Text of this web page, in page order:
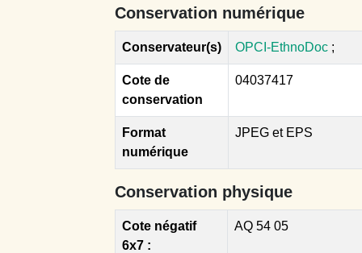
Conservation numérique
Conservateur(s) OPCI-EthnoDoc ;
Cote de
conservation
04037417
Format
numérique
JPEG et EPS
Conservation physique
Cote négatif
6x7 :
AQ 54 05